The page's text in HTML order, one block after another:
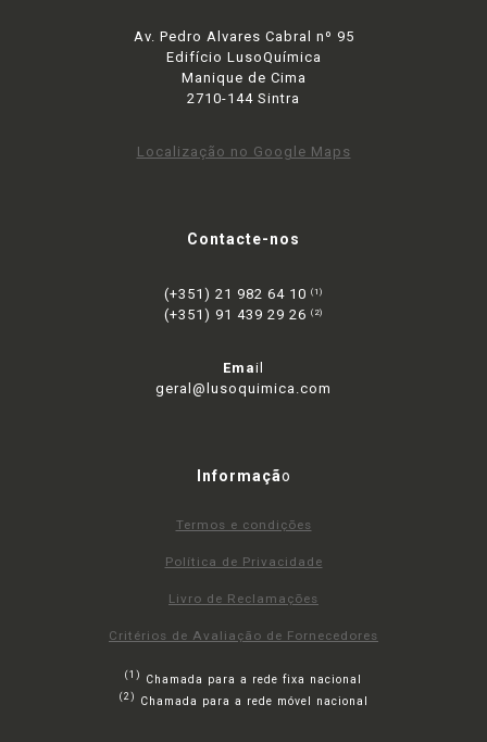
Av. Pedro Alvares Cabral nº 95
Edifício LusoQuímica
Manique de Cima
2710-144 Sintra
Localização no Google Maps
Contacte-nos
(+351) 21 982 64 10 (1)
(+351) 91 439 29 26 (2)
Email
geral@lusoquimica.com
Informação
Termos e condições
Política de Privacidade
Livro de Reclamações
Critérios de Avaliação de Fornecedores
(1) Chamada para a rede fixa nacional
(2) Chamada para a rede móvel nacional